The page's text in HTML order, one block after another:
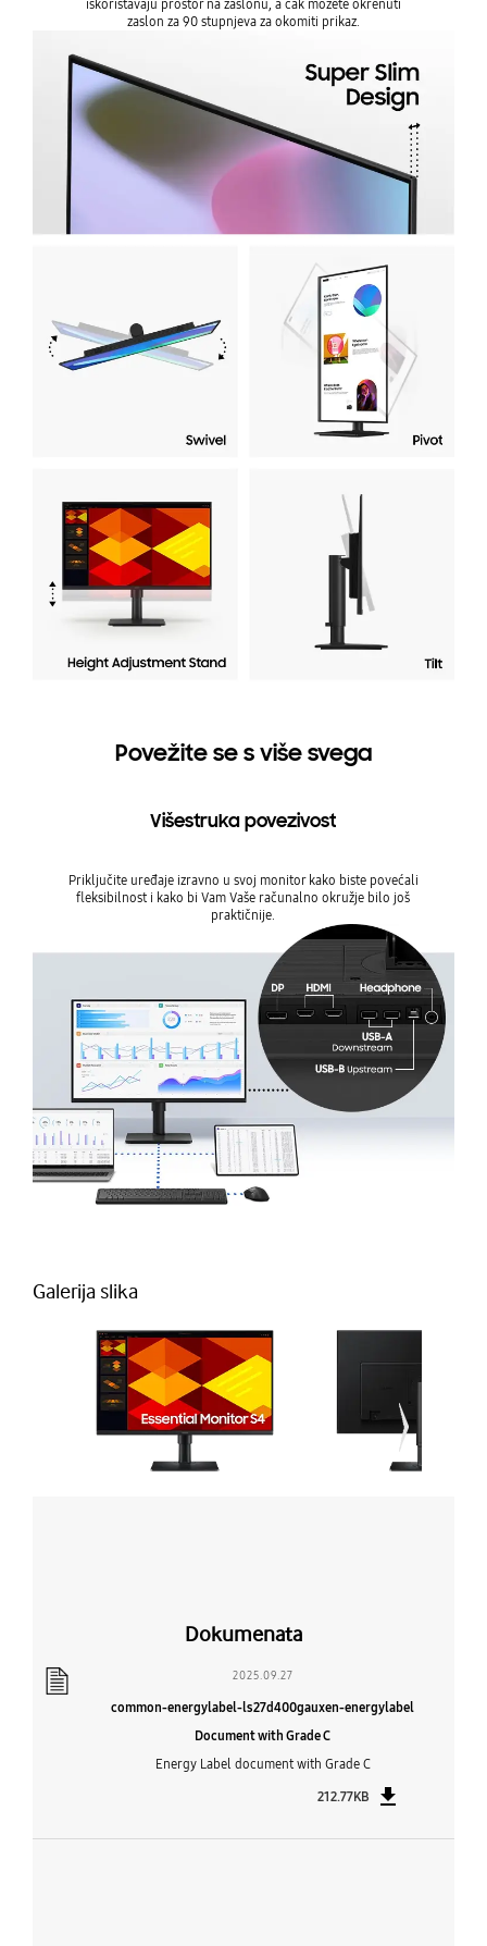
zaslon za 90 stupnjeva za okomiti prikaz.
Povežite se s više svega
Višestruka povezivost
Priključite uređaje izravno u svoj monitor kako biste povećali
fleksibilnost i kako bi Vam Vaše računalno okružje bilo još
praktičnije.
Galerija slika
Dokumenata
2025.09.27
common-energylabel-ls27d400gauxen-energylabel
Document with Grade C
Energy Label document with Grade C
212.77KB